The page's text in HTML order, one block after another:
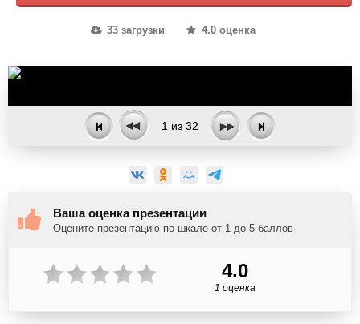
33 загрузки 4.0 оценка
1 из 32
Ваша оценка презентации
Оцените презентацию по шкале от 1 до 5 баллов
4.0
1 оценка